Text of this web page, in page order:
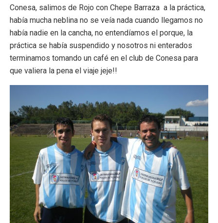
Conesa, salimos de Rojo con Chepe Barraza a la práctica,
había mucha neblina no se veía nada cuando llegamos no
había nadie en la cancha, no entendíamos el porque, la
práctica se había suspendido y nosotros ni enterados
terminamos tomando un café en el club de Conesa para
que valiera la pena el viaje jeje!!